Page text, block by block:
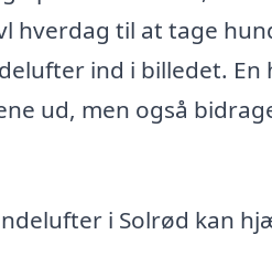
hverdag til at tage
ind i billedet.
ud, men også
i Solrød kan